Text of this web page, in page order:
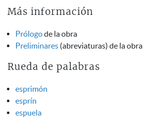
Más información
Prólogode la obra
Preliminares (abreviaturas) de la obra
Rueda de palabras
esprimón
esprín
espuela